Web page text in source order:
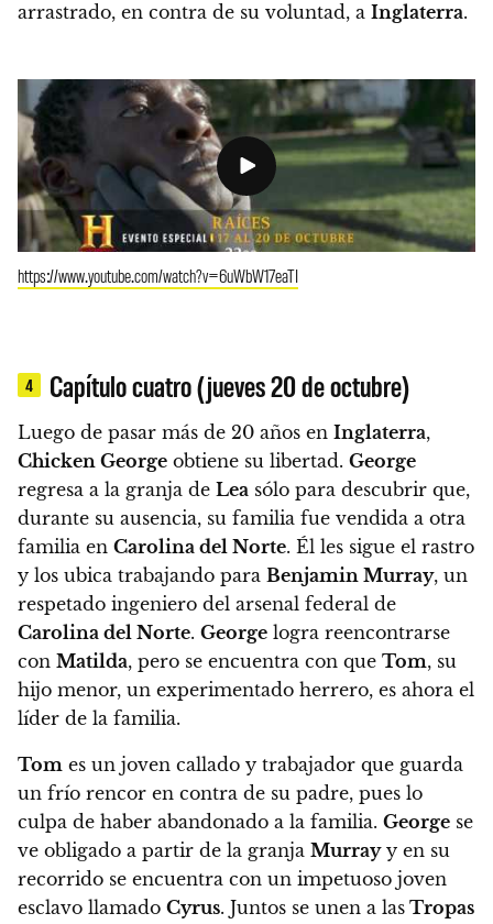
arrastrado, en contra de su voluntad, a Inglaterra.
https://www.youtube.com/watch?v=6uWbW17eaTI
4 Capítulo cuatro (jueves 20 de octubre)
Luego de pasar más de 20 años en Inglaterra,
Chicken George obtiene su libertad. George
regresa a la granja de Lea sólo para descubrir que,
durante su ausencia, su familia fue vendida a otra
familia en Carolina del Norte. Él les sigue el rastro
y los ubica trabajando para Benjamin Murray, un
respetado ingeniero del arsenal federal de
Carolina del Norte. George logra reencontrarse
con Matilda, pero se encuentra con que Tom, su
hijo menor, un experimentado herrero, es ahora el
líder de la familia.
Tom es un joven callado y trabajador que guarda
un frío rencor en contra de su padre, pues lo
culpa de haber abandonado a la familia. George se
ve obligado a partir de la granja Murrayy en su
recorrido se encuentra con un impetuoso joven
esclavo llamado Cyrus. Juntos se unen a las Tropas